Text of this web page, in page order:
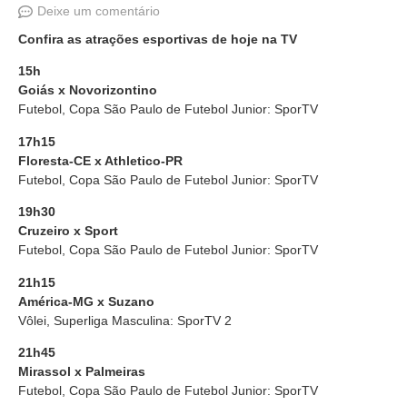
Deixe um comentário
Confira as atrações esportivas de hoje na TV
15h
Goiás x Novorizontino
Futebol, Copa São Paulo de Futebol Junior: SporTV
17h15
Floresta-CE x Athletico-PR
Futebol, Copa São Paulo de Futebol Junior: SporTV
19h30
Cruzeiro x Sport
Futebol, Copa São Paulo de Futebol Junior: SporTV
21h15
América-MG x Suzano
Vôlei, Superliga Masculina: SporTV 2
21h45
Mirassol x Palmeiras
Futebol, Copa São Paulo de Futebol Junior: SporTV